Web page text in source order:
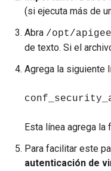
(si ejecuta más de
Abra /opt/
de texto. Si el
Agrega la siguiente
Esta línea agrega la
Para facilitar este
autenticación de